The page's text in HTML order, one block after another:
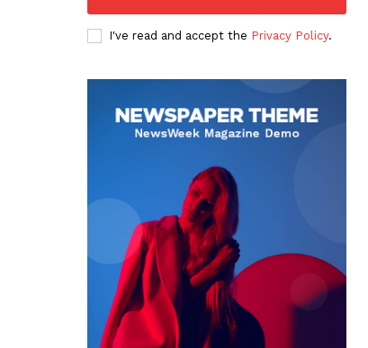
I've read and accept the Privacy Policy.